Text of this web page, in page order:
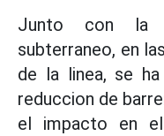
Junto con la
subterraneo, en
de la linea, se
reduccion de
el impacto en